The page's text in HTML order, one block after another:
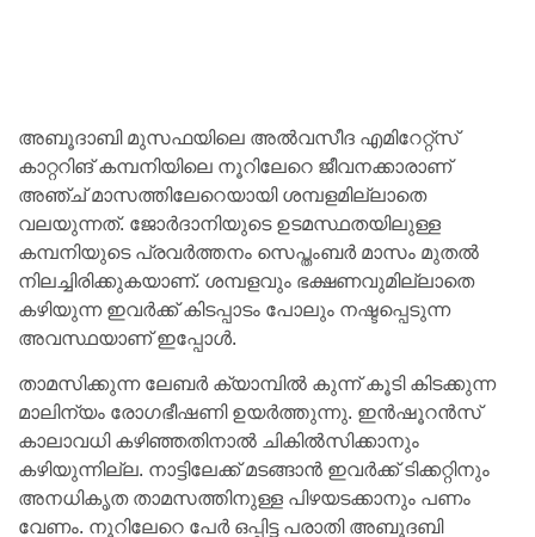
അബൂദാബി മുസഫയിലെ അല്‍വസീദ എമിറേറ്റ്സ്
കാറ്ററിങ് കമ്പനിയിലെ നൂറിലേറെ ജീവനക്കാരാണ്
അഞ്ച് മാസത്തിലേറെയായി ശമ്പളമില്ലാതെ
വലയുന്നത്. ജോർദാനിയുടെ ഉടമസ്ഥതയിലുള്ള
കമ്പനിയുടെ പ്രവർത്തനം സെപ്തംബർ മാസം മുതൽ
നിലച്ചിരിക്കുകയാണ്. ശമ്പളവും ഭക്ഷണവുമില്ലാതെ
കഴിയുന്ന ഇവര്‍ക്ക് കിടപ്പാടം പോലും നഷ്ടപ്പെടുന്ന
അവസ്ഥയാണ് ഇപ്പോള്‍.
താമസിക്കുന്ന ലേബര്‍ ക്യാമ്പില്‍ കുന്ന് കൂടി കിടക്കുന്ന
മാലിന്യം രോഗഭീഷണി ഉയര്‍ത്തുന്നു. ഇന്‍ഷൂറന്‍സ്
കാലാവധി കഴിഞ്ഞതിനാല്‍ ചികില്‍സിക്കാനും
കഴിയുന്നില്ല. നാട്ടിലേക്ക് മടങ്ങാന്‍ ഇവര്‍ക്ക് ടിക്കറ്റിനും
അനധികൃത താമസത്തിനുള്ള പിഴയടക്കാനും പണം
വേണം. നൂറിലേറെ പേര്‍ ഒപ്പിട്ട പരാതി അബൂദബി